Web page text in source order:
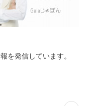
を発信しています。